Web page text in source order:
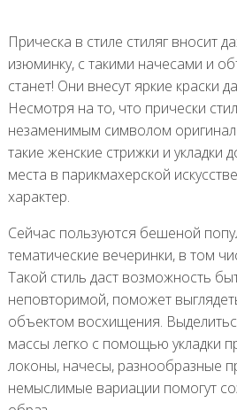
Прическа в стиле стиляг вносит
изюминку, с такими начесами и
станет! Они внесут яркие краски
Несмотря на то, что прически
незаменимым символом
такие женские стрижки и укладки
места в парикмахерской
характер.
Сейчас пользуются бешеной
тематические вечеринки, в том
Такой стиль даст возможность
неповторимой, поможет
объектом восхищения.
массы легко с помощью укладки
локоны, начесы, разнообразные
немыслимые вариации помогут